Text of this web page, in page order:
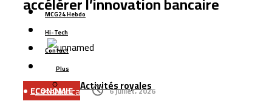
LabelVie lève 500 millions de dirhams via une émission
obligataire pour financer sa croissance
TGCC décroche le marché de reconstruction du stade
Tessema à Casablanca pour 1,8 milliard de dirhams
Casablanca : l’aéroport Mohammed V raccordé à la LGV
MCG24 Hebdo
Hi-Tech
Contact
Plus
Activités royales
ECONOMIE 6 juillet، 2026